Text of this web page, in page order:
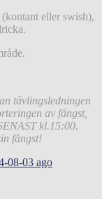
eller swish),
tävlingsledningen
av fångst,
kl.15:00.
fångst!
08-03 ago